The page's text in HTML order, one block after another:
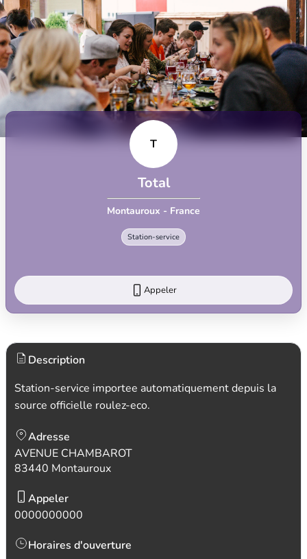
T
Total
Montauroux - France
Station-service
Appeler
Description
Station-service importee automatiquement depuis la
source officielle roulez-eco.
Adresse
AVENUE CHAMBAROT
83440 Montauroux
Appeler
0000000000
Horaires d'ouverture